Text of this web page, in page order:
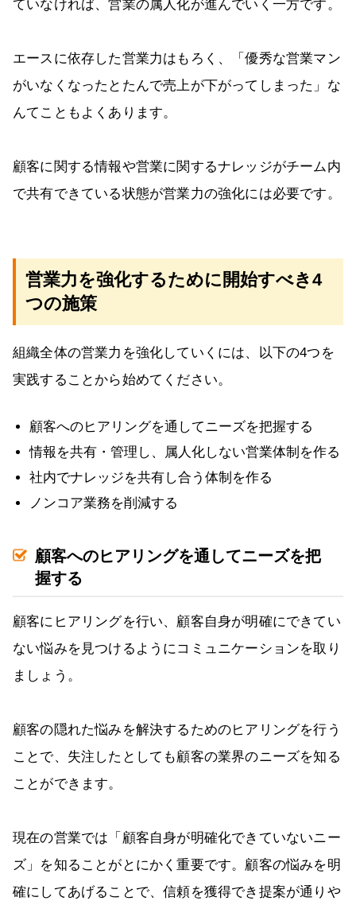
ていなければ、営業の属人化が進んでいく一方です。
エースに依存した営業力はもろく、「優秀な営業マン
がいなくなったとたんで売上が下がってしまった」な
んてこともよくあります。
顧客に関する情報や営業に関するナレッジがチーム内
で共有できている状態が営業力の強化には必要です。
営業力を強化するために開始すべき4
つの施策
組織全体の営業力を強化していくには、以下の4つを
実践することから始めてください。
顧客へのヒアリングを通してニーズを把握する
情報を共有・管理し、属人化しない営業体制を作る
社内でナレッジを共有し合う体制を作る
ノンコア業務を削減する
顧客へのヒアリングを通してニーズを把
握する
顧客にヒアリングを行い、顧客自身が明確にできてい
ない悩みを見つけるようにコミュニケーションを取り
ましょう。
顧客の隠れた悩みを解決するためのヒアリングを行う
ことで、失注したとしても顧客の業界のニーズを知る
ことができます。
現在の営業では「顧客自身が明確化できていないニー
ズ」を知ることがとにかく重要です。顧客の悩みを明
確にしてあげることで、信頼を獲得でき提案が通りや